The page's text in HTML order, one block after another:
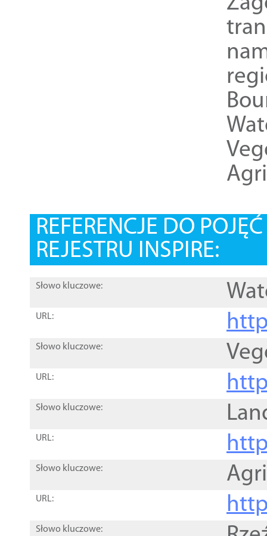
REFERENCJE DO
REJESTRU INSPIRE:
Słowo kluczowe:
URL:
Słowo kluczowe:
URL:
Słowo kluczowe:
URL:
Słowo kluczowe:
URL:
Słowo kluczowe: